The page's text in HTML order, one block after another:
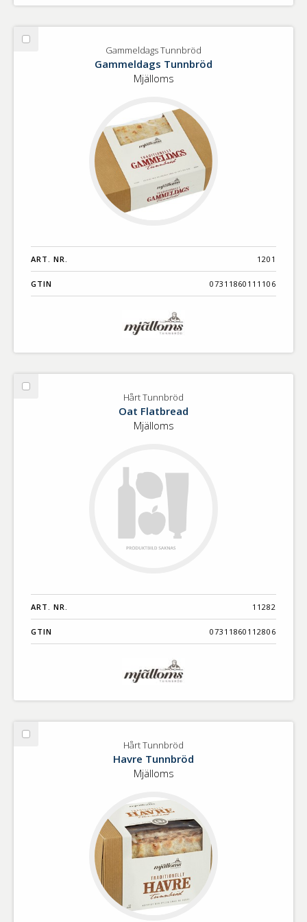
Välj
Gammeldags Tunnbröd
Gammeldags Tunnbröd
Mjälloms
ART. NR. 1201
GTIN 07311860111106
Välj
Hårt Tunnbröd
Oat Flatbread
Mjälloms
ART. NR. 11282
GTIN 07311860112806
Välj
Hårt Tunnbröd
Havre Tunnbröd
Mjälloms